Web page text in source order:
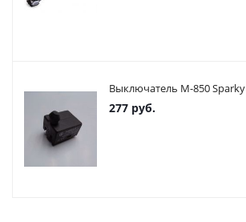
Выключатель М-850 Sparky
277 руб.